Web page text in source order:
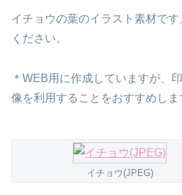
イチョウの葉のイラスト素材で
ください。
＊WEB用に作成していますが、
像を利用することをおすすめしま
イチョウ(JPEG)